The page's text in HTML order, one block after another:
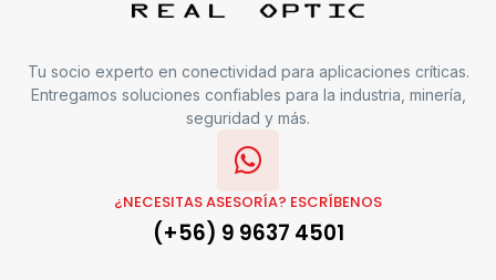
Tu socio experto en conectividad para aplicaciones críticas.
Entregamos soluciones confiables para la industria, minería,
seguridad y más.
¿NECESITAS ASESORÍA? ESCRÍBENOS
(+56) 9 9637 4501